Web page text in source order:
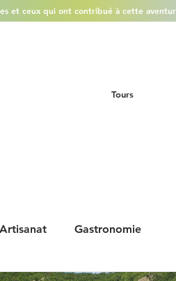
et ceux qui ont contribué à cette
Tours
Artisanat Gastronomie